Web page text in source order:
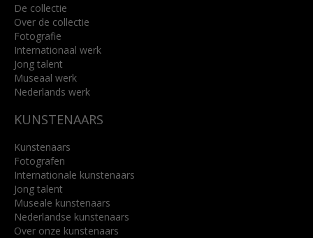
De collectie
Over de collectie
Fotografie
Internationaal werk
Jong talent
Museaal werk
Nederlands werk
KUNSTENAARS
Kunstenaars
Fotografen
Internationale kunstenaars
Jong talent
Museale kunstenaars
Nederlandse kunstenaars
Over onze kunstenaars